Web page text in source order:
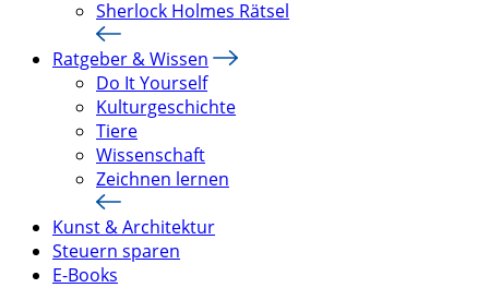
Sherlock Holmes Rätsel
Ratgeber & Wissen
Do It Yourself
Kulturgeschichte
Tiere
Wissenschaft
Zeichnen lernen
Kunst & Architektur
Steuern sparen
E-Books